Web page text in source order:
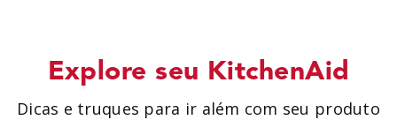
Explore seu KitchenAid
Dicas e truques para ir além com seu produto